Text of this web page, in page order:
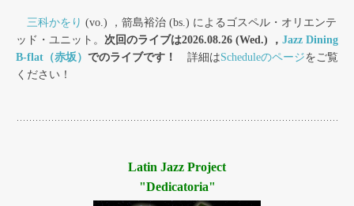
三科かをり (vo.) ，箭島裕治 (bs.) によるゴスペル・オリエンテ
ッド・ユニット。 次回のライブは2026.08.26 (Wed.) ， Jazz Dining
B-flat（赤坂） でのライブです！ 詳細はScheduleのページをご覧
ください！
Latin Jazz Project
"Dedicatoria"